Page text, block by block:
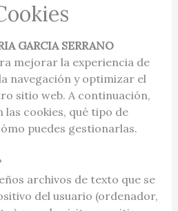
GARCIA SERRANO
mejorar la experiencia de
navegación y optimizar el
sitio web. A continuación,
las cookies, qué tipo de
puedes gestionarlas.
archivos de texto que se
del usuario (ordenador,